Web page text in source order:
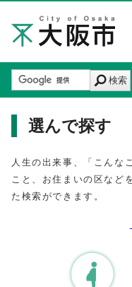
検索
選んで探す
人生の出来事、「こんな
こと、お住まいの区など
た検索ができます。